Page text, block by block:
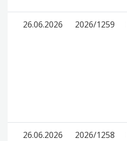
26.06.2026 2026/1259
26.06.2026 2026/1258